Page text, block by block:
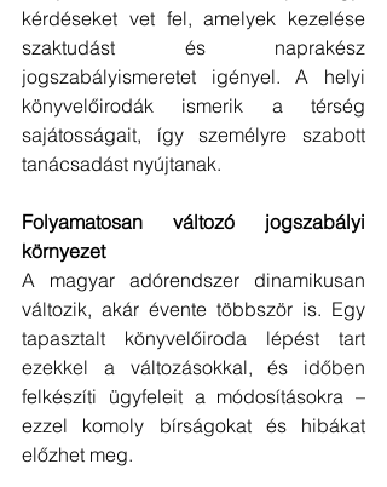
kérdéseket vet fel, amelyek kezelése
szaktudást és naprakész
jogszabályismeretet igényel. A helyi
könyvelőirodák ismerik a térség
sajátosságait, így személyre szabott
tanácsadást nyújtanak.
Folyamatosan változó jogszabályi
környezet
A magyar adórendszer dinamikusan
változik, akár évente többször is. Egy
tapasztalt könyvelőiroda lépést tart
ezekkel a változásokkal, és időben
felkészíti ügyfeleit a módosításokra –
ezzel komoly bírságokat és hibákat
előzhet meg.